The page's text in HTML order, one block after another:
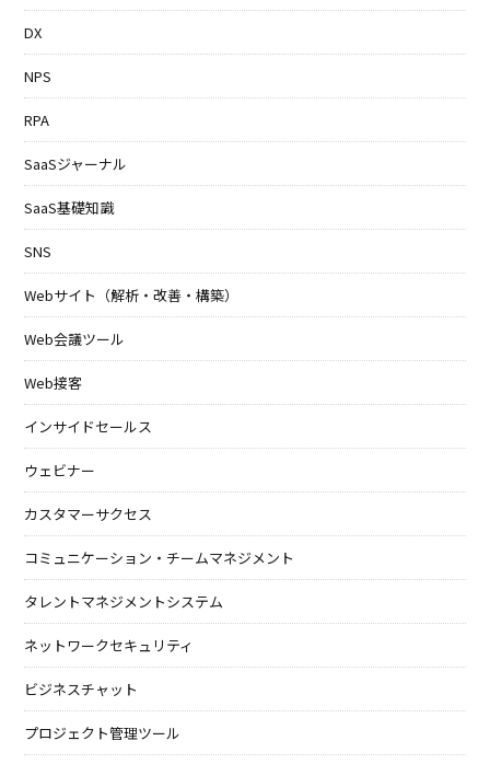
DX
NPS
RPA
SaaSジャーナル
SaaS基礎知識
SNS
Webサイト（解析・改善・構築）
Web会議ツール
Web接客
インサイドセールス
ウェビナー
カスタマーサクセス
コミュニケーション・チームマネジメント
タレントマネジメントシステム
ネットワークセキュリティ
ビジネスチャット
プロジェクト管理ツール